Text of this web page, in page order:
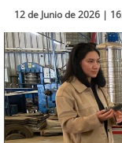
Deportes
Tecnología
Sostenibilidad
soychile
12 de Junio de 2026 |